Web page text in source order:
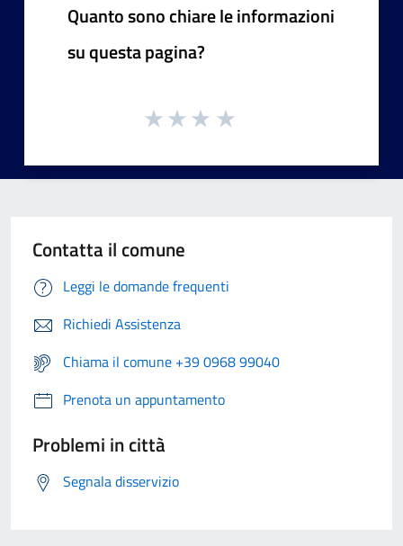
Quanto sono chiare le informazioni
su questa pagina?
Contatta il comune
Leggi le domande frequenti
Richiedi Assistenza
Chiama il comune +39 0968 99040
Prenota un appuntamento
Problemi in città
Segnala disservizio